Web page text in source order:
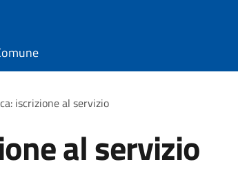
iscrizione al servizio
al servizio